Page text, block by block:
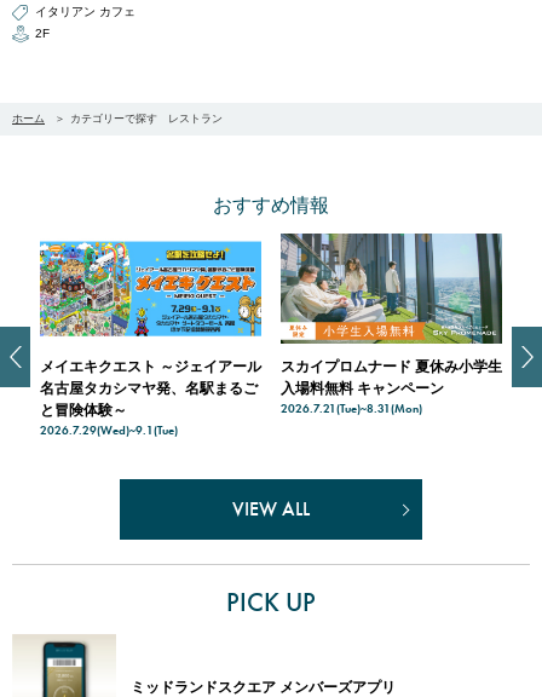
イタリアン カフェ
2F
ホーム カテゴリーで探す レストラン
おすすめ情報
ル
ご
スカイプロムナード 夏休み小学生
入場料無料 キャンペーン
2026.7.21(Tue)~8.31(Mon)
メンバーズアプリ会員限定 カフェ
＆グロサリークーポン
2026.7.17(Fri)~8.16(Sun)
ミ
マ
VIEW ALL
PICK UP
ミッドランドスクエア メンバーズアプリ